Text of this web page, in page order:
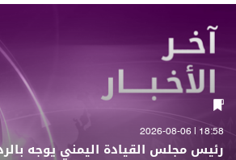
18:58 | 2026-08-06
رئيس مجلس القيادة اليمني يوجه